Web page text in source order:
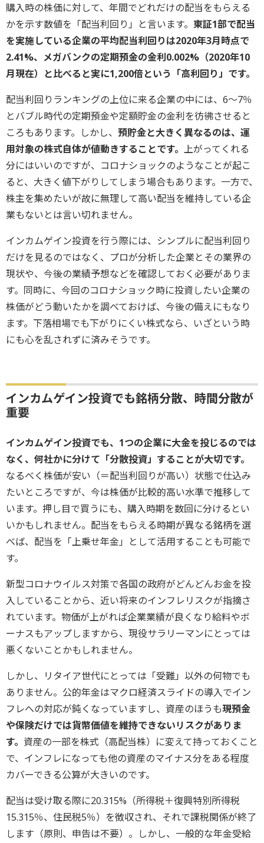
購入時の株価に対して、年間でどれだけの配当をもらえる
かを示す数値を「配当利回り」と言います。 東証1部で配当
を実施している企業の平均配当利回りは2020年3月時点で
2.41%、メガバンクの定期預金の金利0.002%（2020年10
月現在）と比べると実に1,200倍という「高利回り」です。
配当利回りランキングの上位に来る企業の中には、6～7％
とバブル時代の定期預金や定額貯金の金利を彷彿させると
ころもあります。しかし、 預貯金と大きく異なるのは、運
用対象の株式自体が値動きすることです。 上がってくれる
分にはいいのですが、コロナショックのようなことが起こ
ると、大きく値下がりしてしまう場合もあります。一方で、
株主を集めたいが故に無理して高い配当を維持している企
業もないとは言い切れません。
インカムゲイン投資を行う際には、シンプルに配当利回り
だけを見るのではなく、プロが分析した企業とその業界の
現状や、今後の業績予想などを確認しておく必要がありま
す。同時に、今回のコロナショック時に投資したい企業の
株価がどう動いたかを調べておけば、今後の備えにもなり
ます。下落相場でも下がりにくい株式なら、いざという時
にも心を乱されずに済みそうです。
インカムゲイン投資でも銘柄分散、時間分散が
重要
インカムゲイン投資でも、1つの企業に大金を投じるのでは
なく、何社かに分けて「分散投資」することが大切です。
なるべく株価が安い（＝配当利回りが高い）状態で仕込み
たいところですが、今は株価が比較的高い水準で推移して
います。押し目で買うにも、購入時期を数回に分けるとい
いかもしれません。配当をもらえる時期が異なる銘柄を選
べば、配当を「上乗せ年金」として活用することも可能で
す。
新型コロナウイルス対策で各国の政府がどんどんお金を投
入していることから、近い将来のインフレリスクが指摘さ
れています。物価が上がれば企業業績が良くなり給料やボ
ーナスもアップしますから、現役サラリーマンにとっては
悪くないことかもしれません。
しかし、リタイア世代にとっては「受難」以外の何物でも
ありません。公的年金はマクロ経済スライドの導入でイン
フレへの対応が鈍くなっていますし、資産のほうも現預金
や保険だけでは貨幣価値を維持できないリスクがありま
す。 資産の一部を株式（高配当株）に変えて持っておくこと
で、インフレになっても他の資産のマイナス分をある程度
カバーできる公算が大きいのです。
配当は受け取る際に20.315%（所得税＋復興特別所得税
15.315％、住民税5％）を徴収され、それで課税関係が終了
します（原則、申告は不要）。しかし、一般的な年金受給